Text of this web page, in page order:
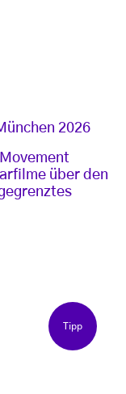
2026
über den
Tipp